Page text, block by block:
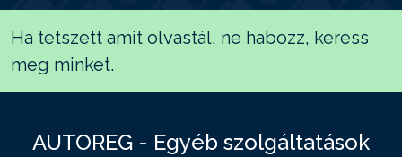
Ha tetszett amit olvastál, ne habozz, keress
meg minket.
AUTOREG - Egyéb szolgáltatások